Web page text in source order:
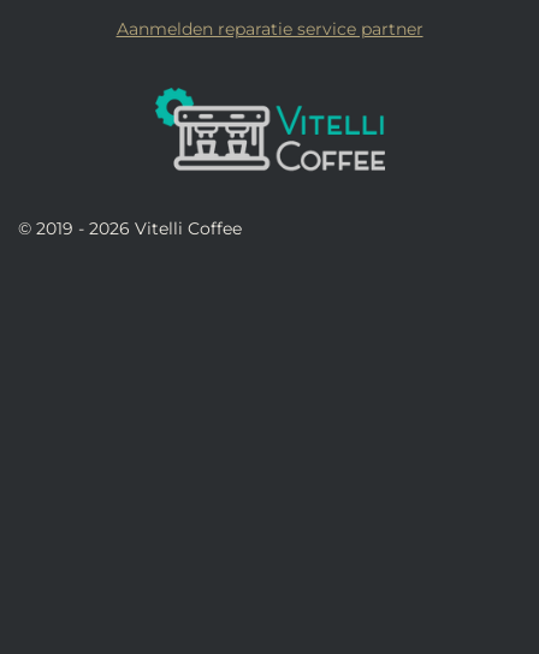
Aanmelden reparatie service partner
© 2019 - 2026 Vitelli Coffee